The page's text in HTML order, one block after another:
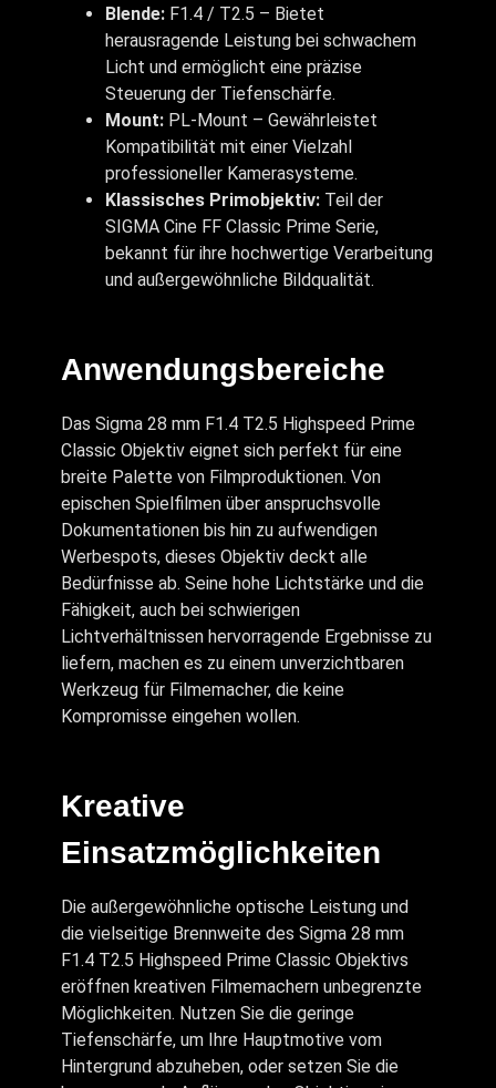
Blende: F1.4 / T2.5 – Bietet
herausragende Leistung bei schwachem
Licht und ermöglicht eine präzise
Steuerung der Tiefenschärfe.
Mount: PL-Mount – Gewährleistet
Kompatibilität mit einer Vielzahl
professioneller Kamerasysteme.
Klassisches Primobjektiv: Teil der
SIGMA Cine FF Classic Prime Serie,
bekannt für ihre hochwertige Verarbeitung
und außergewöhnliche Bildqualität.
Anwendungsbereiche
Das Sigma 28 mm F1.4 T2.5 Highspeed Prime
Classic Objektiv eignet sich perfekt für eine
breite Palette von Filmproduktionen. Von
epischen Spielfilmen über anspruchsvolle
Dokumentationen bis hin zu aufwendigen
Werbespots, dieses Objektiv deckt alle
Bedürfnisse ab. Seine hohe Lichtstärke und die
Fähigkeit, auch bei schwierigen
Lichtverhältnissen hervorragende Ergebnisse zu
liefern, machen es zu einem unverzichtbaren
Werkzeug für Filmemacher, die keine
Kompromisse eingehen wollen.
Kreative
Einsatzmöglichkeiten
Die außergewöhnliche optische Leistung und
die vielseitige Brennweite des Sigma 28 mm
F1.4 T2.5 Highspeed Prime Classic Objektivs
eröffnen kreativen Filmemachern unbegrenzte
Möglichkeiten. Nutzen Sie die geringe
Tiefenschärfe, um Ihre Hauptmotive vom
Hintergrund abzuheben, oder setzen Sie die